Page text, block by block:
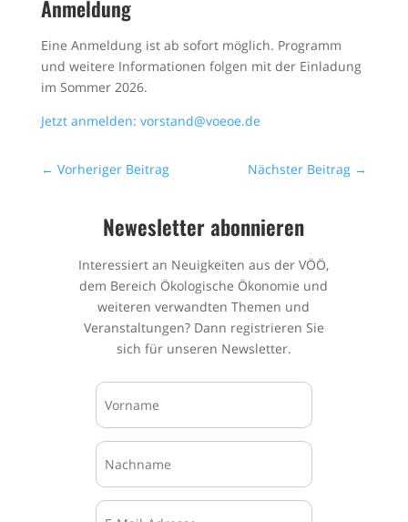
Anmeldung
Eine Anmeldung ist ab sofort möglich. Programm
und weitere Informationen folgen mit der Einladung
im Sommer 2026.
Jetzt anmelden: vorstand@voeoe.de
← Vorheriger Beitrag Nächster Beitrag →
Newesletter abonnieren
Interessiert an Neuigkeiten aus der VÖÖ,
dem Bereich Ökologische Ökonomie und
weiteren verwandten Themen und
Veranstaltungen? Dann registrieren Sie
sich für unseren Newsletter.